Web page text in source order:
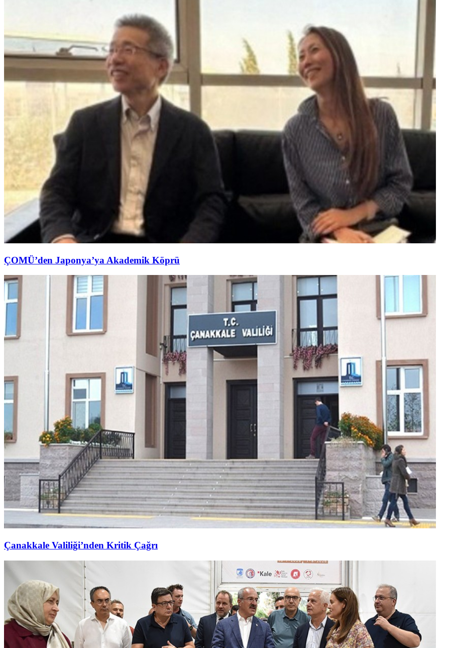
ÇOMÜ’den Japonya’ya Akademik Köprü
Çanakkale Valiliği’nden Kritik Çağrı